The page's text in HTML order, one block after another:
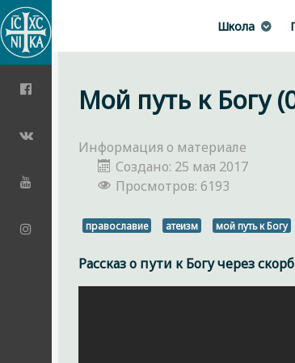
Школа
Мой путь к Богу
Информация о материале
Создано: 25 мая 2017
Просмотров: 6193
православие атеизм мой путь к Богу
Рассказ о пути к Богу через